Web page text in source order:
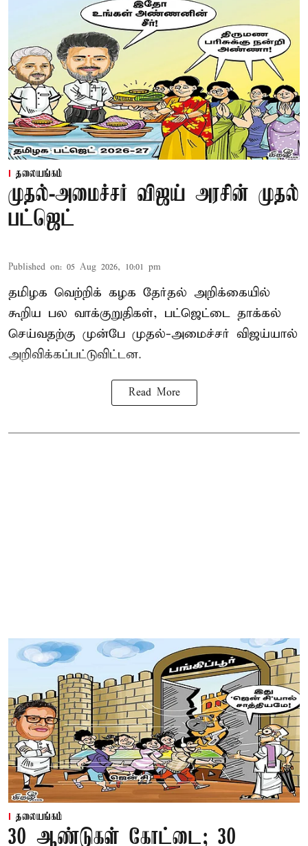
தலையங்கம்
முதல்-அமைச்சர் விஜய் அரசின் முதல்
பட்ஜெட்
Published on: 05 Aug 2026, 10:01 pm
தமிழக வெற்றிக் கழக தேர்தல் அறிக்கையில்
கூறிய பல வாக்குறுதிகள், பட்ஜெட்டை தாக்கல்
செய்வதற்கு முன்பே முதல்-அமைச்சர் விஜய்யால்
அறிவிக்கப்பட்டுவிட்டன.
Read More
தலையங்கம்
30 ஆண்டுகள் கோட்டை; 30